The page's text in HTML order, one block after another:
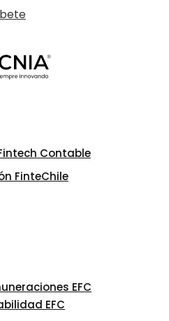
Contable
FinteChile
EFC
EFC